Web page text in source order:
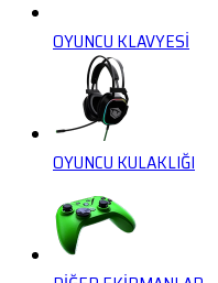
OYUNCU KLAVYESİ
OYUNCU KULAKLIĞI